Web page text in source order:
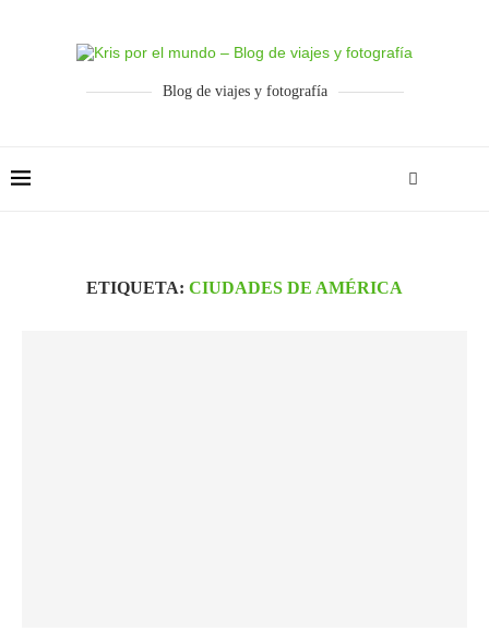
Blog de viajes y fotografía
ETIQUETA: CIUDADES DE AMÉRICA